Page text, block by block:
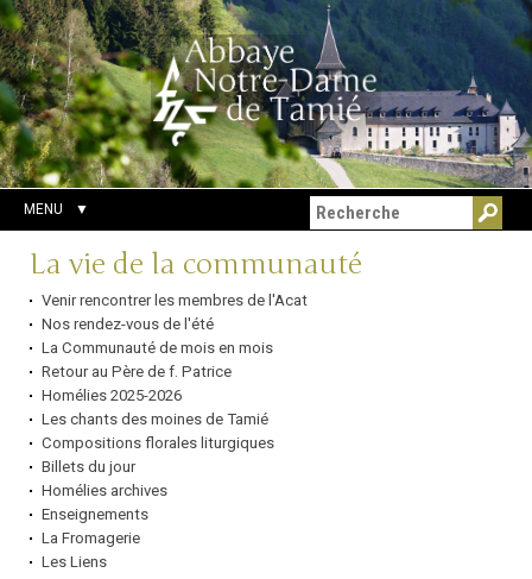
Aller
au
contenu.
|
Aller
à
la
navigation
Outils
personnels
Chercher par
Recherche
avancée…
MENU
Navigation
La vie de la communauté
Venir rencontrer les membres de l'Acat
Nos rendez-vous de l'été
La Communauté de mois en mois
Retour au Père de f. Patrice
Homélies 2025-2026
Les chants des moines de Tamié
Compositions florales liturgiques
Billets du jour
Homélies archives
Enseignements
La Fromagerie
Les Liens